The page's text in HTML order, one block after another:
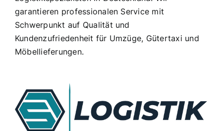
Standorte
Über uns
garantieren professionalen Service mit
Schwerpunkt auf Qualität und
Kundenzufriedenheit für Umzüge, Gütertaxi und
Möbellieferungen.